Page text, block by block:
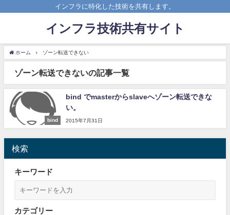
インフラに特化した技術を共有します。
インフラ技術共有サイト
ホーム ゾーン転送できない
ゾーン転送できないの記事一覧
bind
bind でmasterからslaveへゾーン転送できな
い。
2015年7月31日
検索
キーワード
カテゴリー